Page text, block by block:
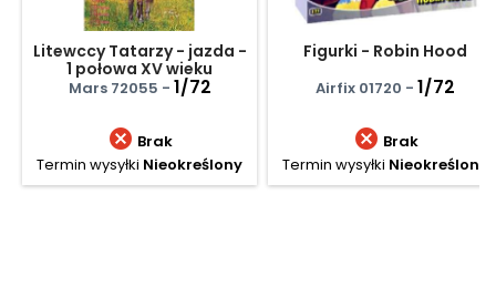
Litewccy Tatarzy - jazda -
1 połowa XV wieku
Mars 72055 - 1/72
 Brak
Termin wysyłki Nieokreślony
Figurki - Robin Hood
Airfix 01720 - 1/72
 Brak
Termin wysyłki Nieokreślony